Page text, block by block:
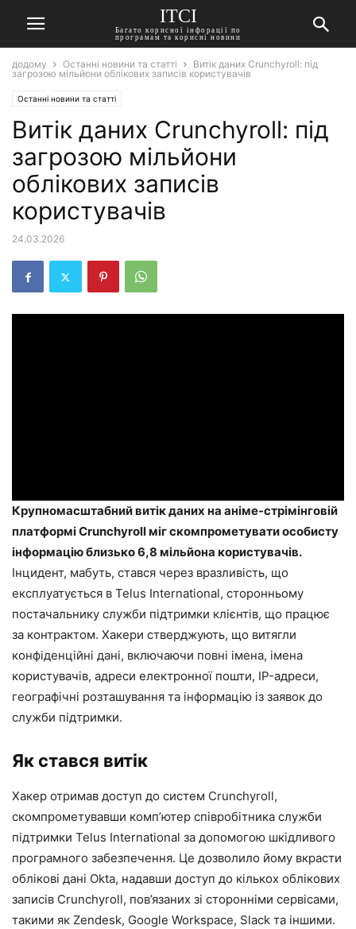
ITCI
Багато корисної інфорації по
програмам та корисні новини
додому Останні новини та статті
Витік даних Crunchyroll: під
загрозою мільйони облікових записів користувачів
Останні новини та статті
Витік даних Crunchyroll: під
загрозою мільйони
облікових записів
користувачів
24.03.2026
Крупномасштабний витік даних на аніме-стрімінговій
платформі Crunchyroll міг скомпрометувати особисту
інформацію близько 6,8 мільйона користувачів.
Інцидент, мабуть, стався через вразливість, що
експлуатується в Telus International, сторонньому
постачальнику служби підтримки клієнтів, що працює
за контрактом. Хакери стверджують, що витягли
конфіденційні дані, включаючи повні імена, імена
користувачів, адреси електронної пошти, IP-адреси,
географічні розташування та інформацію із заявок до
служби підтримки.
Як стався витік
Хакер отримав доступ до систем Crunchyroll,
скомпрометувавши комп’ютер співробітника служби
підтримки Telus International за допомогою шкідливого
програмного забезпечення. Це дозволило йому вкрасти
облікові дані Okta, надавши доступ до кількох облікових
записів Crunchyroll, пов’язаних зі сторонніми сервісами,
такими як Zendesk, Google Workspace, Slack та іншими.